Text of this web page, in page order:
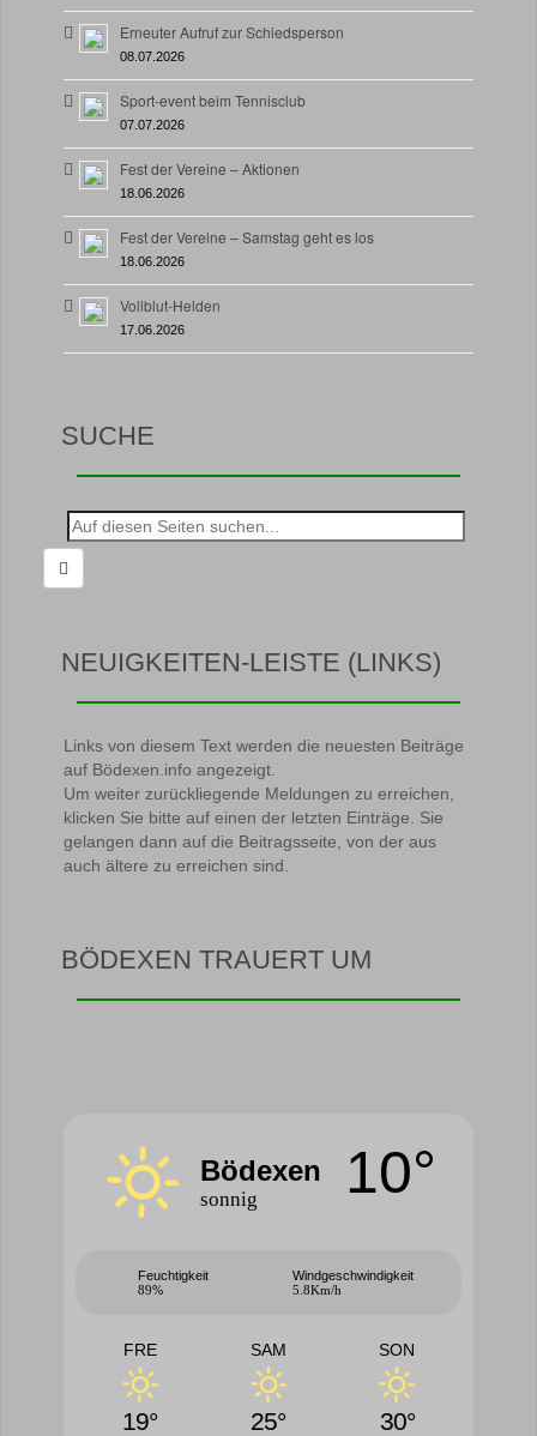
Erneuter Aufruf zur Schiedsperson
08.07.2026
Sport-event beim Tennisclub
07.07.2026
Fest der Vereine – Aktionen
18.06.2026
Fest der Vereine – Samstag geht es los
18.06.2026
Vollblut-Helden
17.06.2026
SUCHE
Suche
nach:
NEUIGKEITEN-LEISTE (LINKS)
Links von diesem Text werden die neuesten Beiträge
auf Bödexen.info angezeigt.
Um weiter zurückliegende Meldungen zu erreichen,
klicken Sie bitte auf einen der letzten Einträge. Sie
gelangen dann auf die Beitragsseite, von der aus
auch ältere zu erreichen sind.
BÖDEXEN TRAUERT UM
Bödexen
sonnig 10°
Feuchtigkeit
89%
Windgeschwindigkeit
5.8Km/h
FRE
19°
SAM
25°
SON
30°